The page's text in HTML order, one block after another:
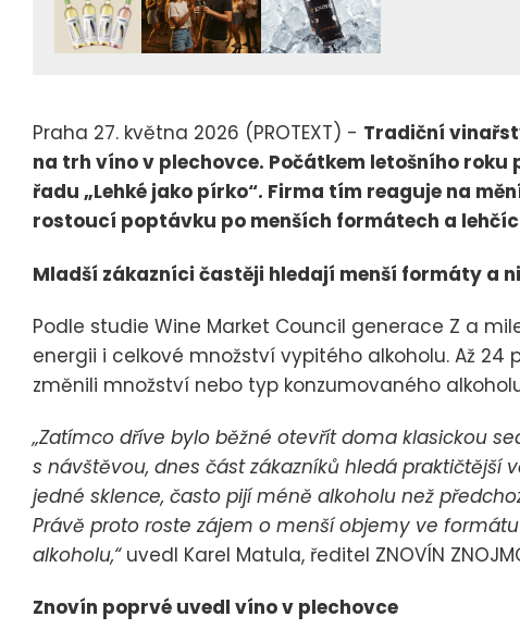
Praha 27. května 2026 (PROTEXT) - Tradiční
na trh víno v plechovce. Počátkem letošního
řadu „Lehké jako pírko“. Firma tím reaguje na
rostoucí poptávku po menších formátech a
Mladší zákazníci častěji hledají menší formáty a
Podle studie Wine Market Council generace Z a
energii i celkové množství vypitého alkoholu. Až
změnili množství nebo typ konzumovaného
„Zatímco dříve bylo běžné otevřít doma klasickou
s návštěvou, dnes část zákazníků hledá praktičtější
jedné sklence, často pijí méně alkoholu než
Právě proto roste zájem o menší objemy ve
alkoholu,“ uvedl Karel Matula, ředitel ZNOVÍN
Znovín poprvé uvedl víno v plechovce